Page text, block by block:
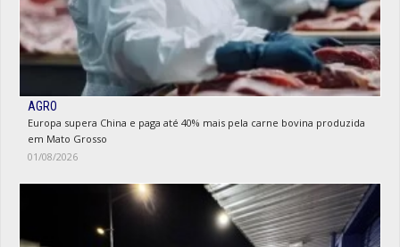
AGRO
Europa supera China e paga até 40% mais pela carne bovina produzida
em Mato Grosso
01/08/2026